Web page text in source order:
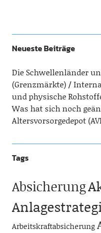
Neueste Beiträge
Die Schwellenländer
(Grenzmärkte)
und physische
Was hat sich noch
Altersvorsorgedepot
Tags
Absicherung
Arbeitskraftabsicherung